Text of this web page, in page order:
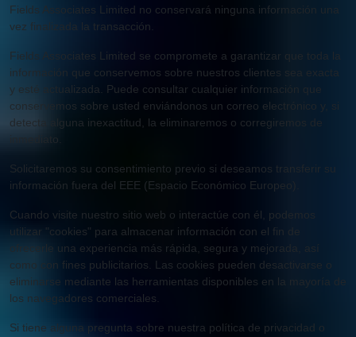
Fields Associates Limited no conservará ninguna información una
vez finalizada la transacción.
Fields Associates Limited se compromete a garantizar que toda la
información que conservemos sobre nuestros clientes sea exacta
y esté actualizada. Puede consultar cualquier información que
conservemos sobre usted enviándonos un correo electrónico y, si
detecta alguna inexactitud, la eliminaremos o corregiremos de
inmediato.
Solicitaremos su consentimiento previo si deseamos transferir su
información fuera del EEE (Espacio Económico Europeo).
Cuando visite nuestro sitio web o interactúe con él, podemos
utilizar "cookies" para almacenar información con el fin de
ofrecerle una experiencia más rápida, segura y mejorada, así
como con fines publicitarios. Las cookies pueden desactivarse o
eliminarse mediante las herramientas disponibles en la mayoría de
los navegadores comerciales.
Si tiene alguna pregunta sobre nuestra política de privacidad o